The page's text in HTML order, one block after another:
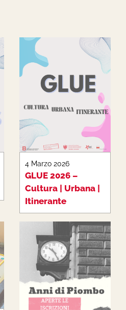
4 Marzo 2026
GLUE 2026 –
Cultura | Urbana |
Itinerante